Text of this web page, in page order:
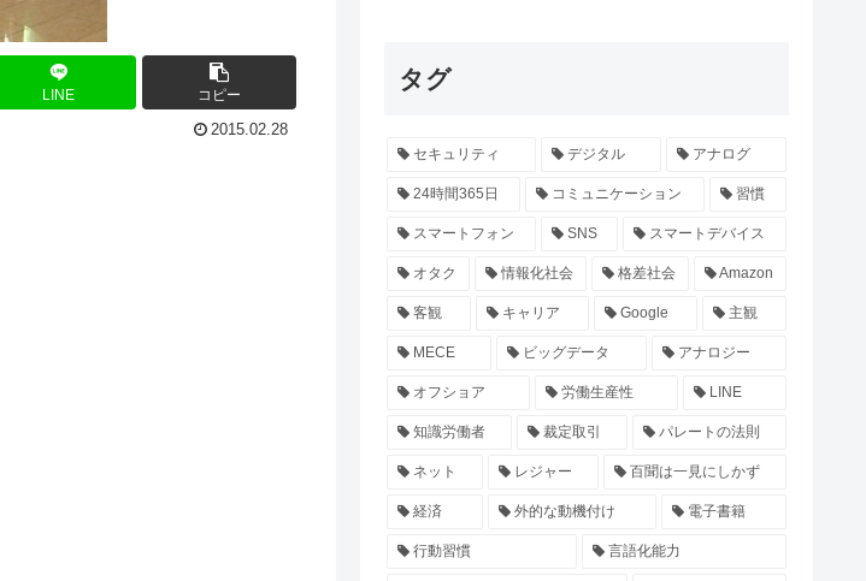
LINE コピー
2015.02.28
タグ
セキュリティ デジタル アナログ
24時間365日 コミュニケーション 習慣
スマートフォン SNS スマートデバイス
オタク 情報化社会 格差社会 Amazon
客観 キャリア Google 主観
MECE ビッグデータ アナロジー
オフショア 労働生産性 LINE
知識労働者 裁定取引 パレートの法則
ネット レジャー 百聞は一見にしかず
経済 外的な動機付け 電子書籍
行動習慣 言語化能力